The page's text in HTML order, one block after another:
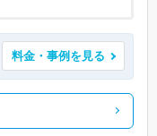
料金・事例を見る